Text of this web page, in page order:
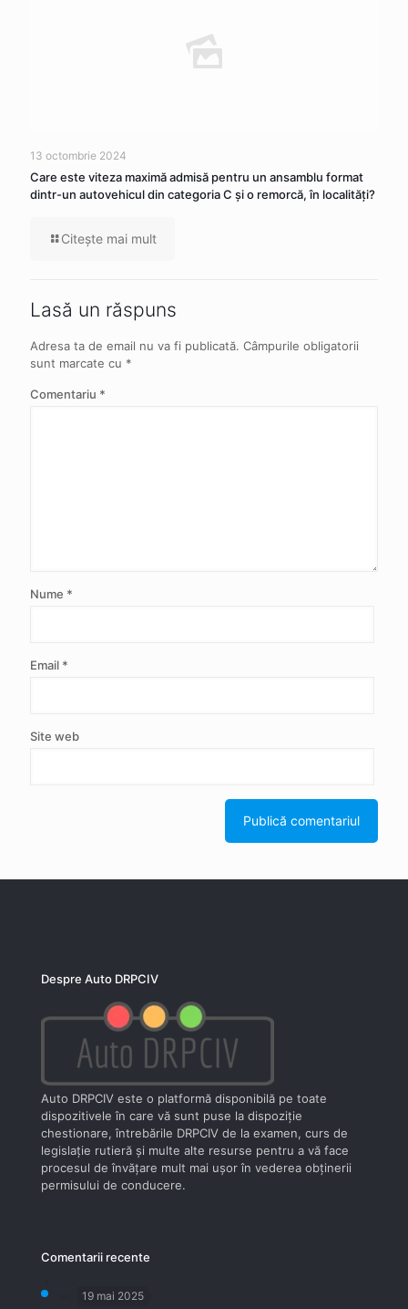
13 octombrie 2024
Care este viteza maximă admisă pentru un ansamblu format
dintr-un autovehicul din categoria C şi o remorcă, în localităţi?
Citeşte mai mult
Lasă un răspuns
Adresa ta de email nu va fi publicată. Câmpurile obligatorii
sunt marcate cu *
Comentariu *
Nume *
Email *
Site web
Despre Auto DRPCIV
Auto DRPCIV este o platformă disponibilă pe toate
dispozitivele în care vă sunt puse la dispoziţie
chestionare, întrebările DRPCIV de la examen, curs de
legislaţie rutieră şi multe alte resurse pentru a vă face
procesul de învăţare mult mai uşor în vederea obţinerii
permisului de conducere.
Comentarii recente
19 mai 2025